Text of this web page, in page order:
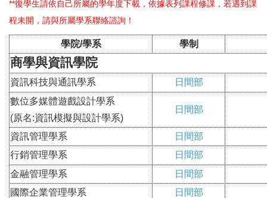
**復學生請依自己所屬的學年度下載，依據表列課程修課，若遇到課
程未開，請與所屬學系聯絡諮詢！
學院/學系 學制
商學與資訊學院
資訊科技與通訊學系
日間部
數位多媒體遊戲設計學系
(原名:資訊模擬與設計學系)
日間部
資訊管理學系
日間部
行銷管理學系
日間部
金融管理學系
日間部
國際企業管理學系
日間部